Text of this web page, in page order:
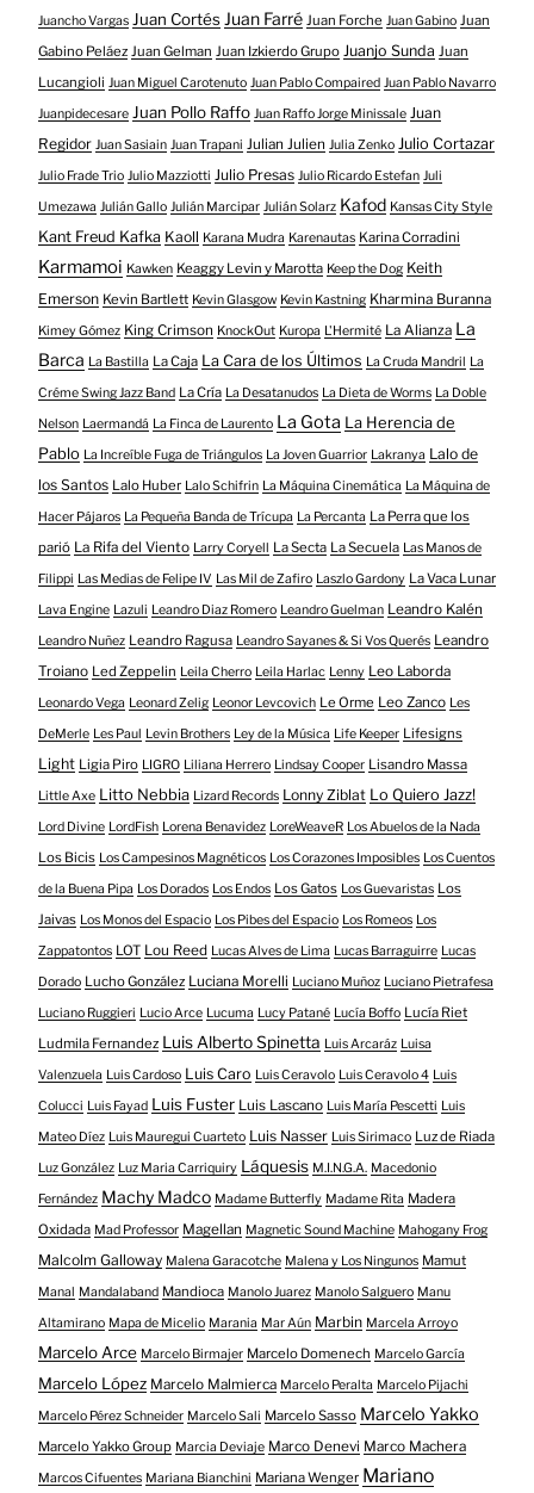
Juancho Vargas Juan CortésJuan Farré Juan Forche Juan Gabino Juan
Gabino Peláez Juan Gelman Juan Izkierdo Grupo Juanjo Sunda Juan
Lucangioli Juan Miguel Carotenuto Juan Pablo Compaired Juan Pablo Navarro
Juanpidecesare Juan Pollo Raffo Juan Raffo Jorge Minissale Juan
Regidor Juan Sasiain Juan Trapani Julian Julien Julia Zenko Julio Cortazar
Julio Frade Trio Julio Mazziotti Julio Presas Julio Ricardo Estefan Juli
Umezawa Julián Gallo Julián Marcipar Julián Solarz Kafod Kansas City Style
Kant Freud Kafka Kaoll Karana Mudra Karenautas Karina Corradini
Karmamoi Kawken Keaggy Levin y Marotta Keep the Dog Keith
Emerson Kevin Bartlett Kevin Glasgow Kevin Kastning Kharmina Buranna
Kimey Gómez King Crimson KnockOut Kuropa L'Hermité La Alianza La
Barca La Bastilla La Caja La Cara de los Últimos La Cruda Mandril
La
Créme Swing Jazz Band La Cría La Desatanudos La Dieta de Worms La Doble
Nelson Laermandá La Finca de Laurento La Gota La Herencia de
Pablo La Increíble Fuga de Triángulos La Joven Guarrior Lakranya Lalo de
los Santos Lalo Huber Lalo Schifrin La Máquina Cinemática La Máquina de
Hacer Pájaros La Pequeña Banda de Trícupa La Percanta La Perra que los
parió La Rifa del Viento Larry Coryell La Secta La Secuela Las Manos de
Filippi Las Medias de Felipe IV Las Mil de Zafiro Laszlo Gardony La Vaca Lunar
Lava Engine Lazuli Leandro Diaz Romero Leandro Guelman Leandro Kalén
Leandro Nuñez Leandro Ragusa Leandro Sayanes & Si Vos Querés Leandro
Troiano Led Zeppelin Leila Cherro Leila Harlac Lenny Leo Laborda
Leonardo Vega Leonard Zelig Leonor Levcovich Le Orme Leo Zanco Les
DeMerle Les Paul Levin Brothers Ley de la Música Life Keeper Lifesigns
Light Ligia Piro LIGRO Liliana Herrero Lindsay Cooper Lisandro Massa
Little Axe Litto Nebbia Lizard Records Lonny Ziblat Lo Quiero Jazz!
Lord Divine LordFish Lorena Benavidez LoreWeaveR Los Abuelos de la Nada
Los Bicis Los Campesinos Magnéticos Los Corazones Imposibles Los Cuentos
de la Buena Pipa Los Dorados Los Endos Los Gatos Los Guevaristas Los
Jaivas Los Monos del Espacio Los Pibes del Espacio Los Romeos Los
Zappatontos LOT Lou Reed Lucas Alves de Lima Lucas Barraguirre Lucas
Dorado Lucho González Luciana Morelli Luciano Muñoz Luciano Pietrafesa
Luciano Ruggieri Lucio Arce Lucuma Lucy Patané Lucía Boffo Lucía Riet
Ludmila Fernandez Luis Alberto Spinetta Luis Arcaráz Luisa
Valenzuela Luis Cardoso Luis Caro Luis Ceravolo Luis Ceravolo 4 Luis
Colucci Luis Fayad Luis Fuster Luis Lascano Luis María Pescetti Luis
Mateo Díez Luis Mauregui Cuarteto Luis Nasser Luis Sirimaco Luz de Riada
Luz González Luz Maria Carriquiry Láquesis M.I.N.G.A. Macedonio
Fernández Machy Madco Madame Butterfly Madame Rita Madera
Oxidada Mad Professor Magellan Magnetic Sound Machine Mahogany Frog
Malcolm Galloway Malena Garacotche Malena y Los Ningunos Mamut
Manal Mandalaband Mandioca Manolo Juarez Manolo Salguero Manu
Altamirano Mapa de Micelio Marania Mar Aún Marbin Marcela Arroyo
Marcelo Arce Marcelo Birmajer Marcelo Domenech Marcelo García
Marcelo López Marcelo Malmierca Marcelo Peralta Marcelo Pijachi
Marcelo Pérez Schneider Marcelo Sali Marcelo Sasso Marcelo Yakko
Marcelo Yakko Group Marcia Deviaje Marco Denevi Marco Machera
Marcos Cifuentes Mariana Bianchini Mariana Wenger Mariano